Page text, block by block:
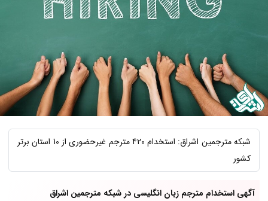
شبکه مترجمین اشراق: استخدام 420 مترجم غیرحضوری از 10 استان برتر
کشور
آگهی استخدام مترجم زبان انگلیسی در شبکه مترجمین اشراق